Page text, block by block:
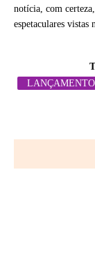
notícia, com
espetaculares vistas